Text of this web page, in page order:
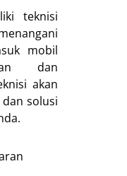
teknisi
mobil
dan
akan
solusi